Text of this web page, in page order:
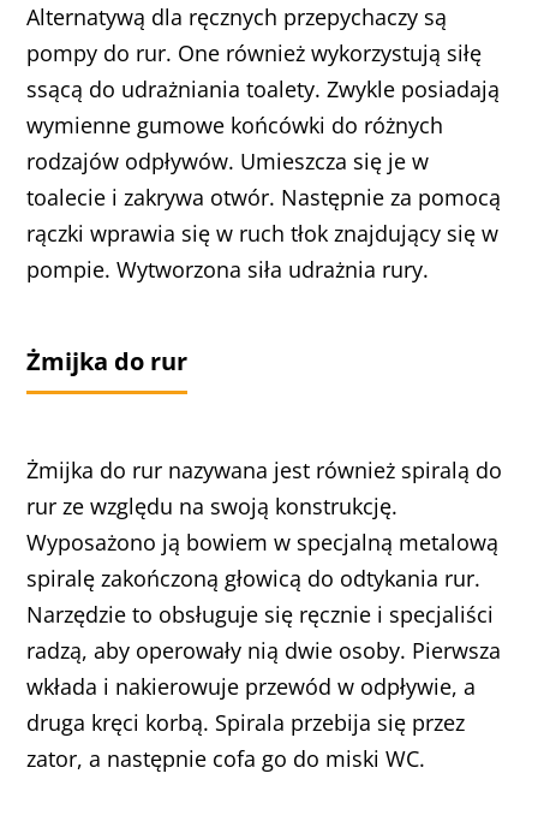
Alternatywą dla ręcznych przepychaczy są
pompy do rur. One również wykorzystują siłę
ssącą do udrażniania toalety. Zwykle posiadają
wymienne gumowe końcówki do różnych
rodzajów odpływów. Umieszcza się je w
toalecie i zakrywa otwór. Następnie za pomocą
rączki wprawia się w ruch tłok znajdujący się w
pompie. Wytworzona siła udrażnia rury.
Żmijka do rur
Żmijka do rur nazywana jest również spiralą do
rur ze względu na swoją konstrukcję.
Wyposażono ją bowiem w specjalną metalową
spiralę zakończoną głowicą do odtykania rur.
Narzędzie to obsługuje się ręcznie i specjaliści
radzą, aby operowały nią dwie osoby. Pierwsza
wkłada i nakierowuje przewód w odpływie, a
druga kręci korbą. Spirala przebija się przez
zator, a następnie cofa go do miski WC.